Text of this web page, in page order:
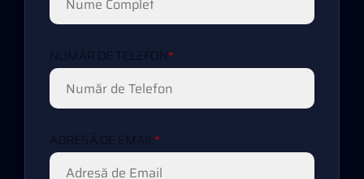
NUMĂR DE TELEFON*
ADRESĂ DE EMAIL *